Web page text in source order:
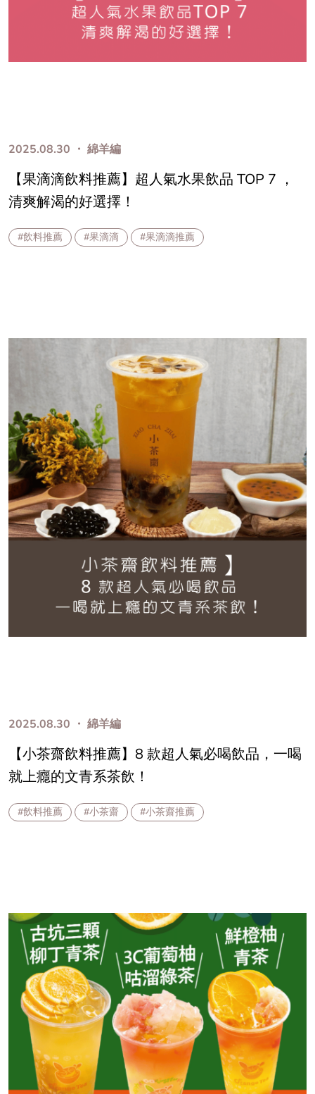
2025.08.30 ・ 綿羊編
【果滴滴飲料推薦】超人氣水果飲品 TOP 7 ，
清爽解渴的好選擇！
#飲料推薦 #果滴滴 #果滴滴推薦
2025.08.30 ・ 綿羊編
【小茶齋飲料推薦】8 款超人氣必喝飲品，一喝
就上癮的文青系茶飲！
#飲料推薦 #小茶齋 #小茶齋推薦